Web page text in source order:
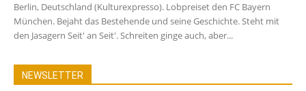
Berlin, Deutschland (Kulturexpresso). Lobpreiset den FC Bayern
München. Bejaht das Bestehende und seine Geschichte. Steht mit
den Jasagern Seit' an Seit'. Schreiten ginge auch, aber...
NEWSLETTER